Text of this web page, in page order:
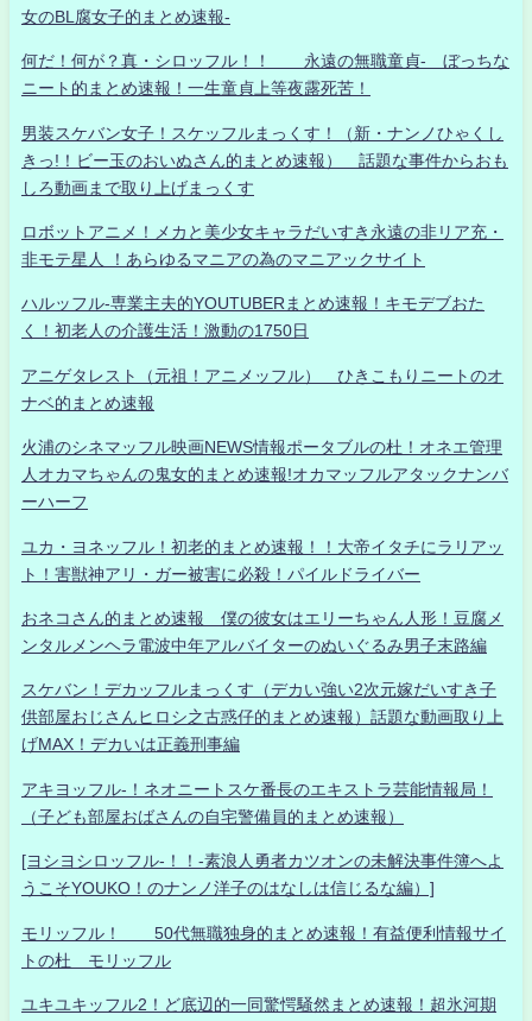
女のBL腐女子的まとめ速報-
何だ！何が？真・シロッフル！！ 永遠の無職童貞- ぼっちな
ニート的まとめ速報！一生童貞上等夜露死苦！
男装スケバン女子！スケッフルまっくす！（新・ナンノひゃくし
きっ!！ビー玉のおいぬさん的まとめ速報） 話題な事件からおも
しろ動画まで取り上げまっくす
ロボットアニメ！メカと美少女キャラだいすき永遠の非リア充・
非モテ星人 ！あらゆるマニアの為のマニアックサイト
ハルッフル-専業主夫的YOUTUBERまとめ速報！キモデブおた
く！初老人の介護生活！激動の1750日
アニゲタレスト（元祖！アニメッフル） ひきこもりニートのオ
ナベ的まとめ速報
火浦のシネマッフル映画NEWS情報ポータブルの杜！オネエ管理
人オカマちゃんの鬼女的まとめ速報!オカマッフルアタックナンバ
ーハーフ
ユカ・ヨネッフル！初老的まとめ速報！！大帝イタチにラリアッ
ト！害獣神アリ・ガー被害に必殺！パイルドライバー
おネコさん的まとめ速報 僕の彼女はエリーちゃん人形！豆腐メ
ンタルメンヘラ電波中年アルバイターのぬいぐるみ男子末路編
スケバン！デカッフルまっくす（デカい強い2次元嫁だいすき子
供部屋おじさんヒロシ之古惑仔的まとめ速報）話題な動画取り上
げMAX！デカいは正義刑事編
アキヨッフル-！ネオニートスケ番長のエキストラ芸能情報局！
（子ども部屋おばさんの自宅警備員的まとめ速報）
[ヨシヨシロッフル-！！-素浪人勇者カツオンの未解決事件簿へよ
うこそYOUKO！のナンノ洋子のはなしは信じるな編）]
モリッフル！ 50代無職独身的まとめ速報！有益便利情報サイ
トの杜 モリッフル
ユキユキッフル2！ど底辺的一同驚愕騒然まとめ速報！超氷河期